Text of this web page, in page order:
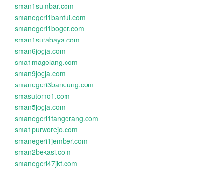
sman1sumbar.com
smanegeri1bantul.com
smanegeri1bogor.com
sman1surabaya.com
sman6jogja.com
sma1magelang.com
sman9jogja.com
smanegeri3bandung.com
smasutomo1.com
sman5jogja.com
smanegeri1tangerang.com
sma1purworejo.com
smanegeri1jember.com
sman2bekasi.com
smanegeri47jkt.com